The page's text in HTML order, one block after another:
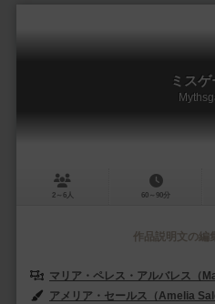
ミスゲ
2～6人 60～90分
作品説明文の編
マリア・ペレス・アルバレス（
アメリア・セールス（Amelia